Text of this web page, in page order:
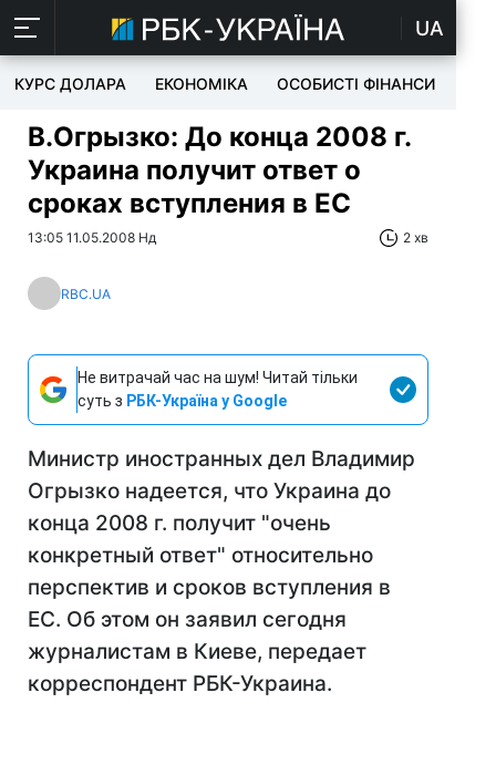
UA
КУРС ДОЛАРА ЕКОНОМІКА ОСОБИСТІ ФІНАНСИ
В.Огрызко: До конца 2008 г.
Украина получит ответ о
сроках вступления в ЕС
13:05 11.05.2008 Нд 2 хв
RBC.UA
Не витрачай час на шум! Читай тільки
суть з РБК-Україна у Google
Министр иностранных дел Владимир
Огрызко надеется, что Украина до
конца 2008 г. получит "очень
конкретный ответ" относительно
перспектив и сроков вступления в
ЕС. Об этом он заявил сегодня
журналистам в Киеве, передает
корреспондент РБК-Украина.